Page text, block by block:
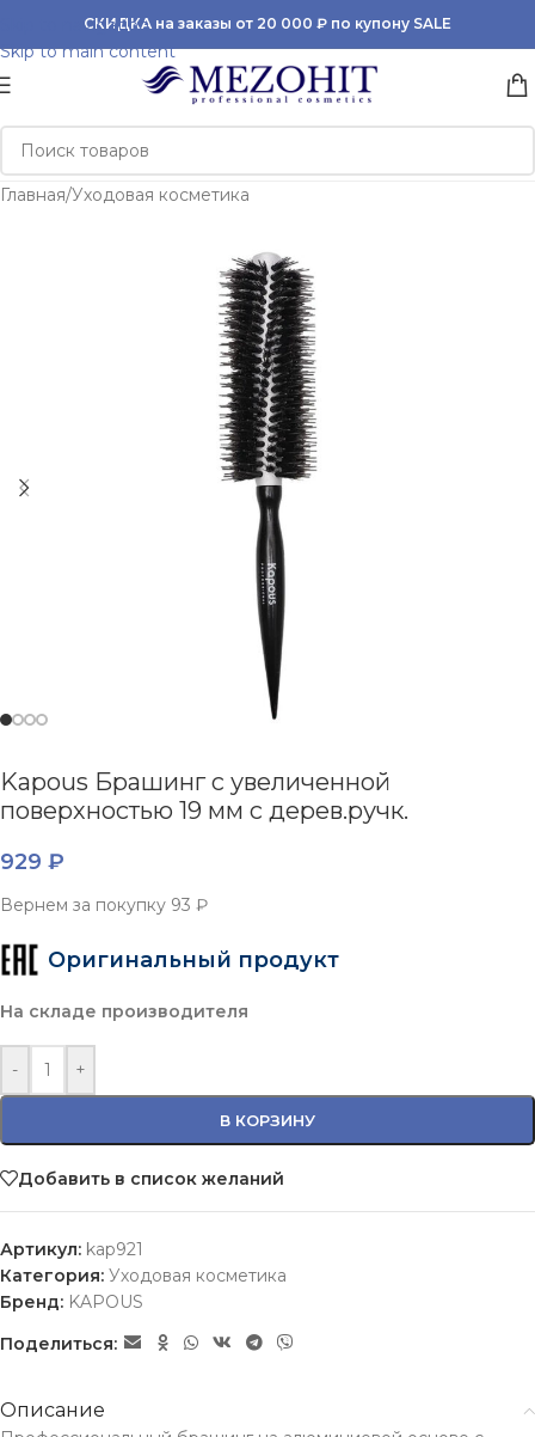
Skip to navigation
Skip to main content
СКИДКА на заказы от 20 000 ₽ по купону SALE
Главная/Уходовая косметика
Kapous Брашинг с увеличенной
поверхностью 19 мм с дерев.ручк.
929 ₽
Вернем за покупку 93 ₽
Оригинальный продукт
На складе производителя
- +
В КОРЗИНУ
Добавить в список желаний
Артикул: kap921
Категория: Уходовая косметика
Бренд: KAPOUS
Поделиться:
Описание